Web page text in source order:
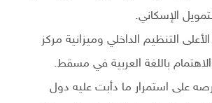
الإسكاني.
الأعلى التنظيم الداخلي وميزانية مركز
باللغة العربية في مسقط.
على استمرار ما دأبت عليه دول